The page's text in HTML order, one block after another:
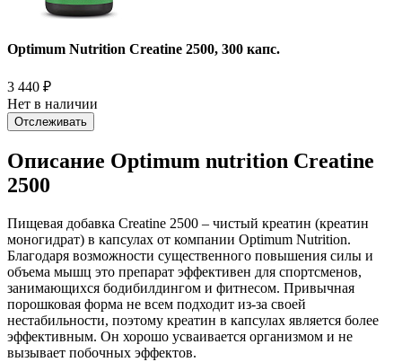
Optimum Nutrition Creatine 2500, 300 капс.
3 440 ₽
Нет в наличии
Отслеживать
Описание Optimum nutrition Creatine
2500
Пищевая добавка Creatine 2500 – чистый креатин (креатин
моногидрат) в капсулах от компании Optimum Nutrition.
Благодаря возможности существенного повышения силы и
объема мышц это препарат эффективен для спортсменов,
занимающихся бодибилдингом и фитнесом. Привычная
порошковая форма не всем подходит из-за своей
нестабильности, поэтому креатин в капсулах является более
эффективным. Он хорошо усваивается организмом и не
вызывает побочных эффектов.